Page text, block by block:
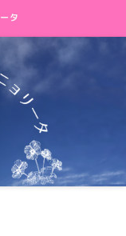
タ